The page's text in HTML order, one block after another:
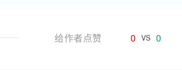
给作者点赞 0 VS 0